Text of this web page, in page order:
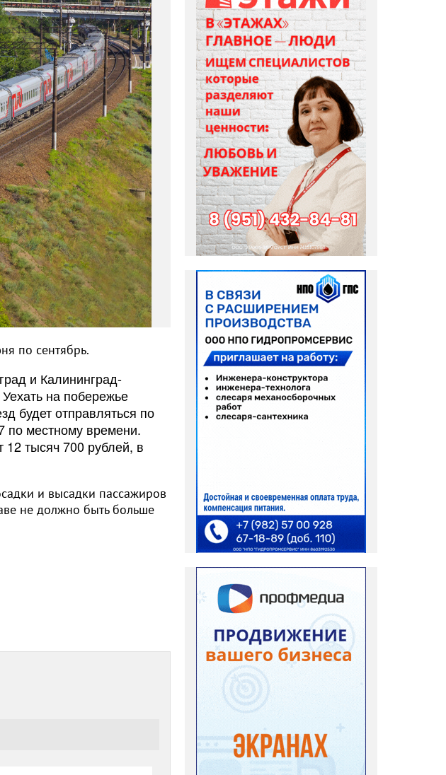
по сентябрь.
и Калининград-
на побережье
будет отправляться по
по местному времени.
12 тысяч 700 рублей, в
и высадки пассажиров
не должно быть больше